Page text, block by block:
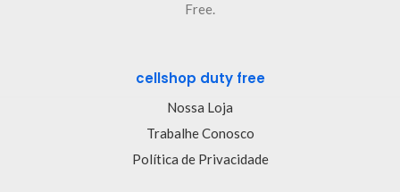
Free.
cellshop duty free
Nossa Loja
Trabalhe Conosco
Política de Privacidade